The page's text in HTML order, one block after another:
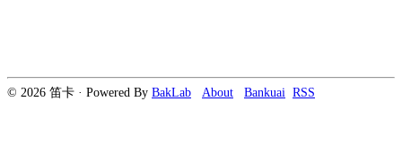
© 2026 笛卡 · Powered By BakLab About Bankuai RSS